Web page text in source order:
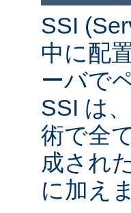
SSI
中に配
ーバで
SSI は
術で全
成され
に加え